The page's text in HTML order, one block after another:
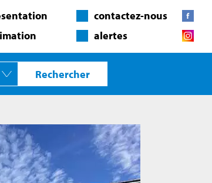
contactez-nous
alertes